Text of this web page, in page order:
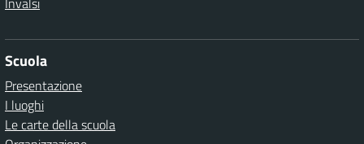
Scuola
Presentazione
I luoghi
Le carte della scuola